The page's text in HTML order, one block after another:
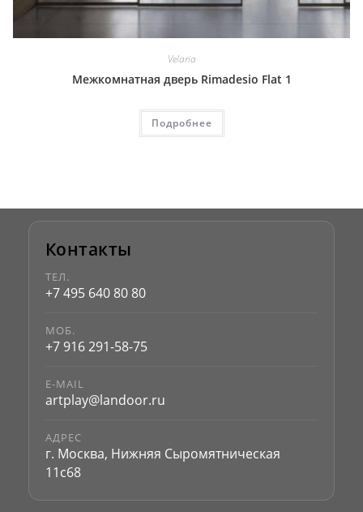
Velaria
Межкомнатная дверь Rimadesio Flat 1
Подробнее
Контакты
ТЕЛ.
+7 495 640 80 80
МОБ.
+7 916 291-58-75
E-MAIL
artplay@landoor.ru
АДРЕС
г. Москва, Нижняя Сыромятническая
11с68